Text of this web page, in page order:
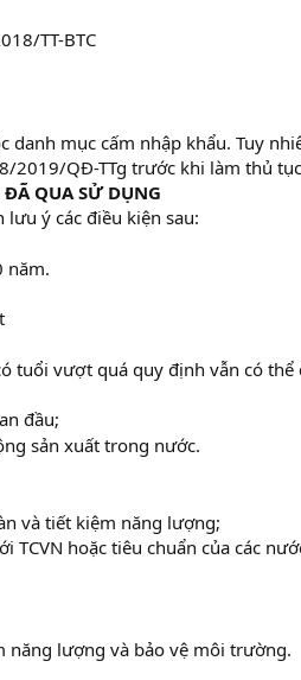
TT-BTC
mục cấm nhập khẩu. Tuy
2019/QĐ-TTg trước khi làm thủ
QUA SỬ DỤNG
ý các điều kiện sau:
năm.
tuổi vượt quá quy định vẫn có thể
đầu;
sản xuất trong nước.
và tiết kiệm năng lượng;
hoặc tiêu chuẩn của các
năng lượng và bảo vệ môi trường.